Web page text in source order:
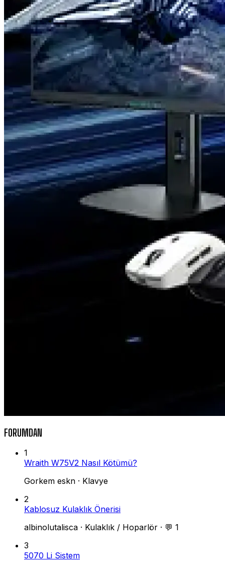
FORUMDAN
1
Wraith W75V2 Nasıl Kötümü?
Gorkem eskn · Klavye
2
Kablosuz Kulaklık Önerisi
albinolutalisca · Kulaklık / Hoparlör · 💬 1
3
5070 Li Sistem